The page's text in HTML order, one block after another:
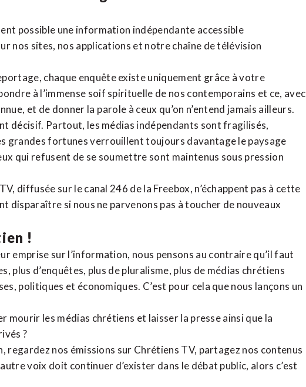
possible une information indépendante accessible
nos sites, nos applications et notrechaîne de télévision
chaque enquête existe uniquement grâce à votre
à l’immense soif spirituelle de nos contemporains et ce, avec
et de donner la parole à ceux qu’on n’entend jamais ailleurs.
décisif. Partout, les médias indépendants sont fragilisés,
grandes fortunes verrouillent toujours davantage le paysage
qui refusent de se soumettre sont maintenus sous pression
diffusée sur le canal 246 de la Freebox, n’échappent pas à cette
disparaître si nous ne parvenons pas à toucher de nouveaux
!
emprise sur l’information, nous pensons au contraire qu’il faut
plus d’enquêtes, plus de pluralisme, plus de médias chrétiens
politiques et économiques. C’est pour cela que nous lançons un
mourir les médias chrétiens et laisser la presse ainsi que la
?
regardez nos émissions sur Chrétiens TV, partagez nos contenus
voix doit continuer d’exister dans le débat public, alors c’est